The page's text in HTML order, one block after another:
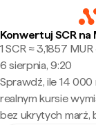
Konwertuj SCR na
1 SCR ≈ 3,1857
6 sierpnia, 9:20
Sprawdź, ile 14
realnym kursie
bez ukrytych marż,